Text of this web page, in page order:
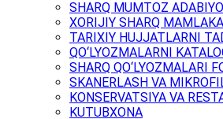
SHARQ MUMTOZ
XORIJIY SHARQ
TARIXIY HUJJATLARNI
QO‘LYOZMALARNI
SHARQ QO‘LYOZMALARI
SKANERLASH VA
KONSERVATSIYA VA
KUTUBXONA